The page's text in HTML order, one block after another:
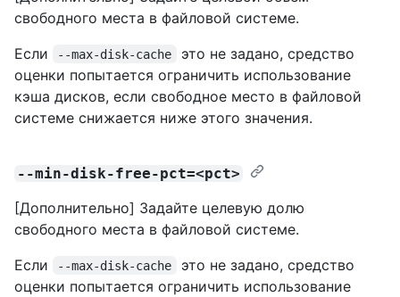
свободного места в файловой системе.
Если
--max-disk-cache
это не задано, средство
оценки попытается ограничить использование
кэша дисков, если свободное место в файловой
системе снижается ниже этого значения.
--min-disk-free-pct=<pct>
[Дополнительно] Задайте целевую долю
свободного места в файловой системе.
Если
--max-disk-cache
это не задано, средство
оценки попытается ограничить использование